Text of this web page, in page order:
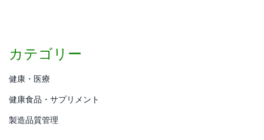
カテゴリー
健康・医療
健康食品・サプリメント
製造品質管理